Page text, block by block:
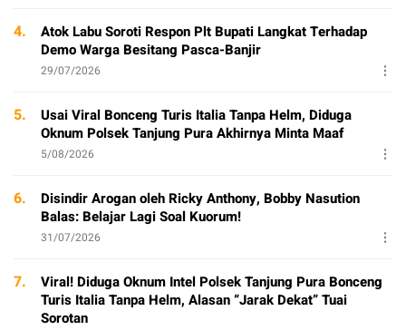
4.
Atok Labu Soroti Respon Plt Bupati Langkat Terhadap
Demo Warga Besitang Pasca-Banjir
29/07/2026
5.
Usai Viral Bonceng Turis Italia Tanpa Helm, Diduga
Oknum Polsek Tanjung Pura Akhirnya Minta Maaf
5/08/2026
6.
Disindir Arogan oleh Ricky Anthony, Bobby Nasution
Balas: Belajar Lagi Soal Kuorum!
31/07/2026
7.
Viral! Diduga Oknum Intel Polsek Tanjung Pura Bonceng
Turis Italia Tanpa Helm, Alasan “Jarak Dekat” Tuai
Sorotan